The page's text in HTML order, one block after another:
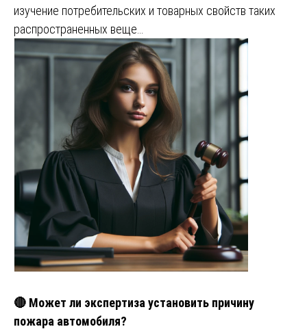
изучение потребительских и товарных свойств таких
распространенных веще…
🔴 Может ли экспертиза установить причину
пожара автомобиля?